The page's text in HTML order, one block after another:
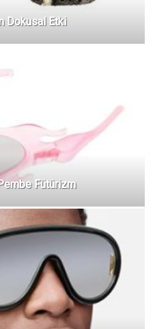
Dokusal Etki
Fütürizm